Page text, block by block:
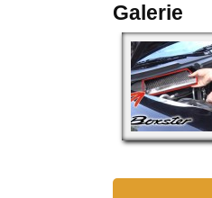
Galerie